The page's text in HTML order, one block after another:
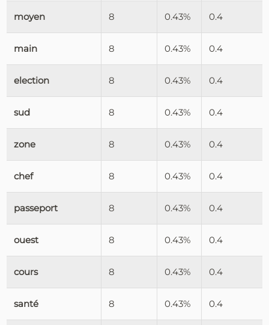
moyen 8 0.43% 0.4
main 8 0.43% 0.4
election 8 0.43% 0.4
sud 8 0.43% 0.4
zone 8 0.43% 0.4
chef 8 0.43% 0.4
passeport 8 0.43% 0.4
ouest 8 0.43% 0.4
cours 8 0.43% 0.4
santé 8 0.43% 0.4